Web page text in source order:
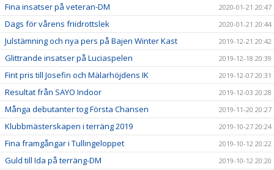
Fina insatser på veteran-DM 2020-01-21 20:47
Dags för vårens friidrottslek 2020-01-21 20:44
Julstämning och nya pers på Bajen Winter Kast 2019-12-21 20:42
Glittrande insatser på Luciaspelen 2019-12-18 20:39
Fint pris till Josefin och Mälarhöjdens IK 2019-12-07 20:31
Resultat från SAYO Indoor 2019-12-03 20:28
Många debutanter tog Första Chansen 2019-11-20 20:27
Klubbmästerskapen i terräng 2019 2019-10-27 20:24
Fina framgångar i Tullingeloppet 2019-10-12 20:22
Guld till Ida på terräng-DM 2019-10-12 20:20